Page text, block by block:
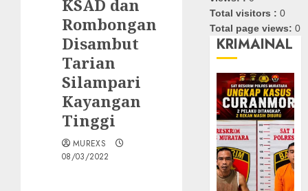
KSAD dan
Rombongan
Disambut
Tarian
Silampari
Kayangan
Tinggi
MUREXS
08/03/2022
Total visitors :0
Total page views:0
KRIMAINAL